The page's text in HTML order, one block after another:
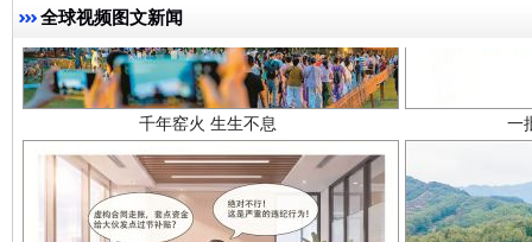
全球视频图文新闻